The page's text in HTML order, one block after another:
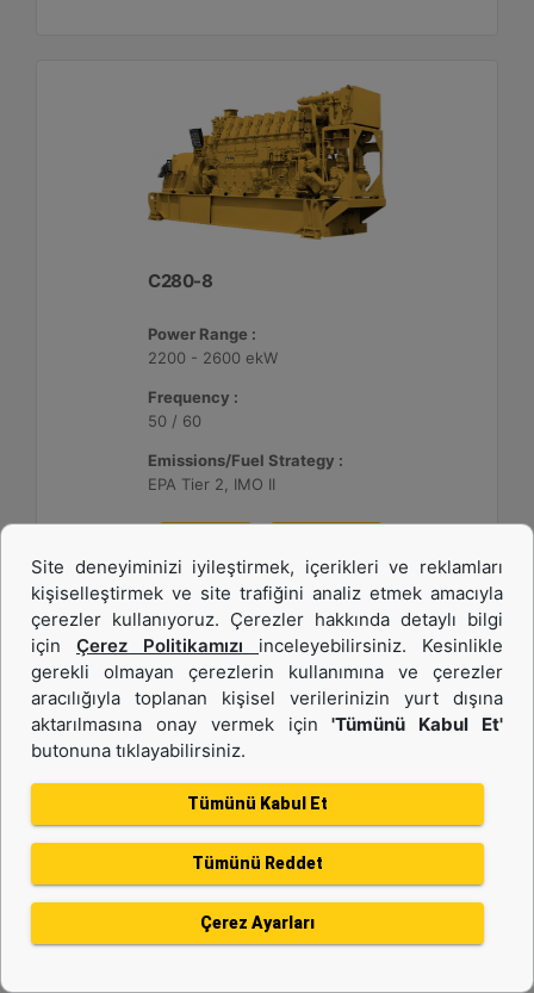
C280-8
Power Range :
2200 - 2600 ekW
Frequency :
50 / 60
Emissions/Fuel Strategy :
EPA Tier 2, IMO II
C280-12
Power Range :
Site deneyiminizi iyileştirmek, içerikleri ve reklamları
kişiselleştirmek ve site trafiğini analiz etmek amacıyla
çerezler kullanıyoruz. Çerezler hakkında detaylı bilgi
için Çerez Politikamızı inceleyebilirsiniz. Kesinlikle
gerekli olmayan çerezlerin kullanımına ve çerezler
aracılığıyla toplanan kişisel verilerinizin yurt dışına
aktarılmasına onay vermek için'Tümünü Kabul Et'
butonuna tıklayabilirsiniz.
Tümünü Kabul Et
Tümünü Reddet
Çerez Ayarları